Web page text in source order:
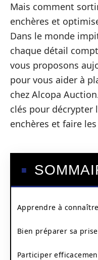
Mais comment
enchères et
Dans le monde
chaque détail
vous proposons
pour vous aider à
chez Alcopa
clés pour décrypter
enchères et faire
Apprendre à
Bien préparer sa
Participer